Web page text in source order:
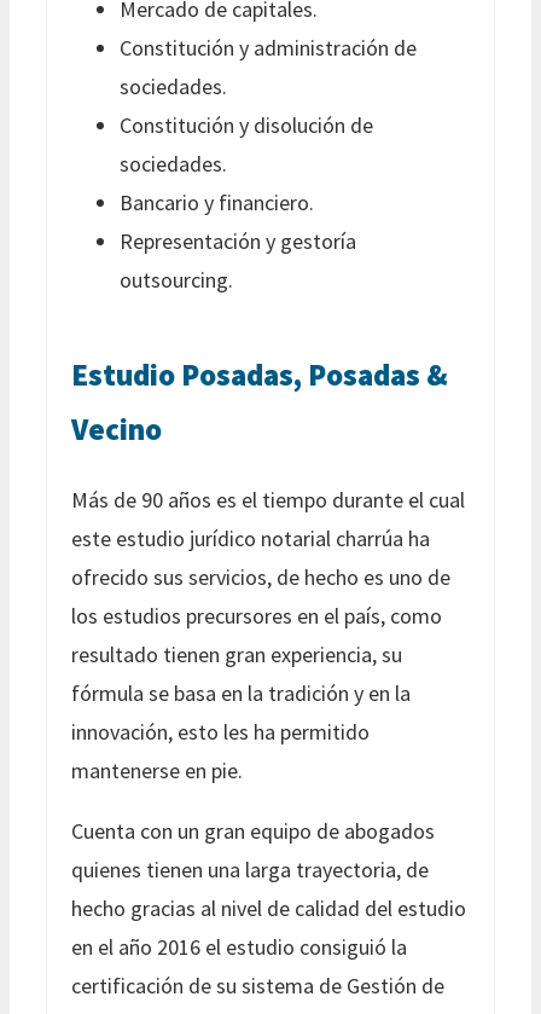
Mercado de capitales.
Constitución y administración de
sociedades.
Constitución y disolución de
sociedades.
Bancario y financiero.
Representación y gestoría
outsourcing.
Estudio Posadas, Posadas &
Vecino
Más de 90 años es el tiempo durante el cual
este estudio jurídico notarial charrúa ha
ofrecido sus servicios, de hecho es uno de
los estudios precursores en el país, como
resultado tienen gran experiencia, su
fórmula se basa en la tradición y en la
innovación, esto les ha permitido
mantenerse en pie.
Cuenta con un gran equipo de abogados
quienes tienen una larga trayectoria, de
hecho gracias al nivel de calidad del estudio
en el año 2016 el estudio consiguió la
certificación de su sistema de Gestión de